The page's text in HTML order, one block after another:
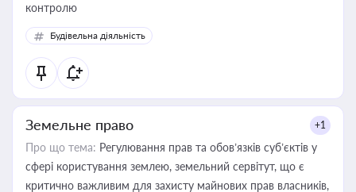
контролю
Будівельна діяльність
Земельне право +1
Про що тема: Регулювання прав та обов’язків суб’єктів у
сфері користування землею, земельний сервітут, що є
критично важливим для захисту майнових прав власників,